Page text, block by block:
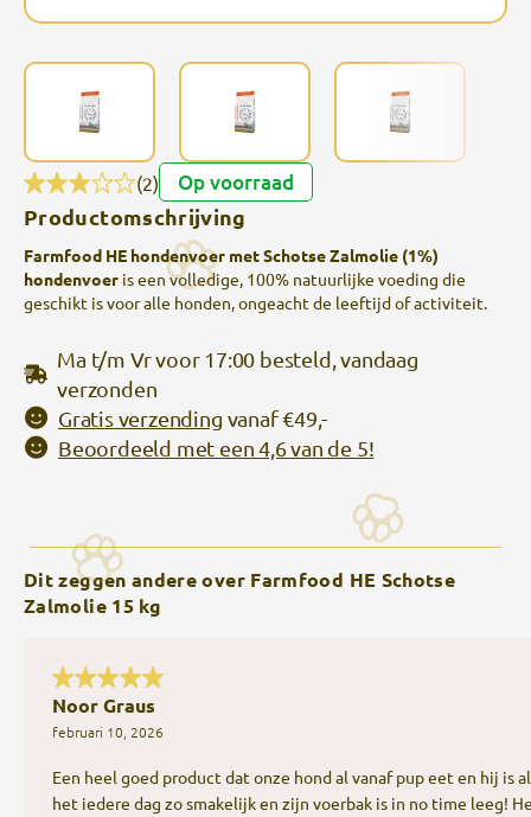
(2)
Op voorraad
Productomschrijving
Farmfood HE hondenvoer met Schotse Zalmolie (1%)
hondenvoer is een volledige, 100% natuurlijke voeding die
geschikt is voor alle honden, ongeacht de leeftijd of activiteit.
Ma t/m Vr voor 17:00 besteld, vandaag
verzonden
Gratis verzending vanaf €49,-
Beoordeeld met een 4,6 van de 5!
Dit zeggen andere over Farmfood HE Schotse
Zalmolie 15 kg
Noor Graus
februari 10, 2026
Een heel goed product dat onze hond al vanaf pup eet en hij is
het iedere dag zo smakelijk en zijn voerbak is in no time leeg!